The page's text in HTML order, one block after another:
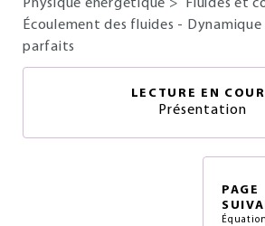
Physique énergétique > Fluides et
Écoulement des fluides - Dynamique
parfaits
LECTURE EN
Présentation
PAGE